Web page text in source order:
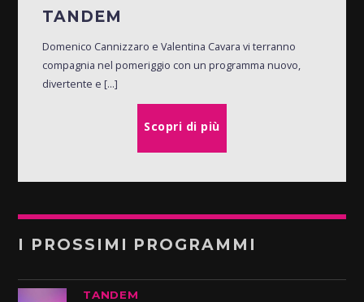
TANDEM
Domenico Cannizzaro e Valentina Cavara vi terranno
compagnia nel pomeriggio con un programma nuovo,
divertente e [...]
Scopri di più
I PROSSIMI PROGRAMMI
TANDEM